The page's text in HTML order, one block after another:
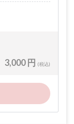
3,000 円 (税込)